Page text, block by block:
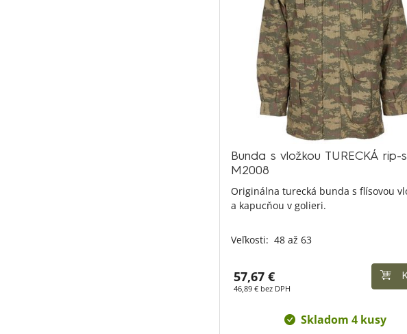
Bunda s vložkou TURECKÁ rip-
M2008
Originálna turecká bunda s flísovou
a kapucňou v golieri.
Veľkosti: 48 až 63
57,67 €
46,89 € bez DPH
Skladom 4 kusy